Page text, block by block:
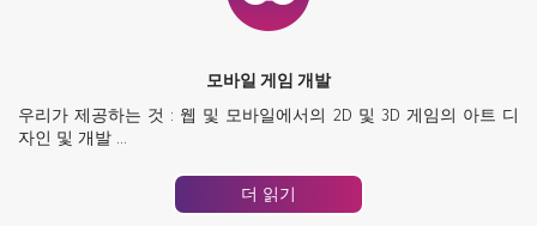
모바일 게임 개발
우리가 제공하는 것 : 웹 및 모바일에서의 2D 및 3D 게임의 아트 디
자인 및 개발 …
더 읽기